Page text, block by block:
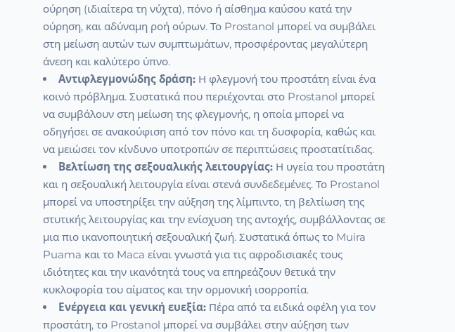
ούρηση (ιδιαίτερα τη νύχτα), πόνο ή αίσθημα καύσου κατά την
ούρηση, και αδύναμη ροή ούρων. Το Prostanol μπορεί να συμβάλει
στη μείωση αυτών των συμπτωμάτων, προσφέροντας μεγαλύτερη
άνεση και καλύτερο ύπνο.
Αντιφλεγμονώδης δράση:Η φλεγμονή του προστάτη είναι ένα
κοινό πρόβλημα. Συστατικά που περιέχονται στο Prostanol μπορεί
να συμβάλουν στη μείωση της φλεγμονής, η οποία μπορεί να
οδηγήσει σε ανακούφιση από τον πόνο και τη δυσφορία, καθώς και
να μειώσει τον κίνδυνο υποτροπών σε περιπτώσεις προστατίτιδας.
Βελτίωση της σεξουαλικής λειτουργίας:Η υγεία του προστάτη
και η σεξουαλική λειτουργία είναι στενά συνδεδεμένες. Το Prostanol
μπορεί να υποστηρίξει την αύξηση της λίμπιντο, τη βελτίωση της
στυτικής λειτουργίας και την ενίσχυση της αντοχής, συμβάλλοντας σε
μια πιο ικανοποιητική σεξουαλική ζωή. Συστατικά όπως το Muira
Puama και το Maca είναι γνωστά για τις αφροδισιακές τους
ιδιότητες και την ικανότητά τους να επηρεάζουν θετικά την
κυκλοφορία του αίματος και την ορμονική ισορροπία.
Ενέργεια και γενική ευεξία:Πέρα από τα ειδικά οφέλη για τον
προστάτη, το Prostanol μπορεί να συμβάλει στην αύξηση των